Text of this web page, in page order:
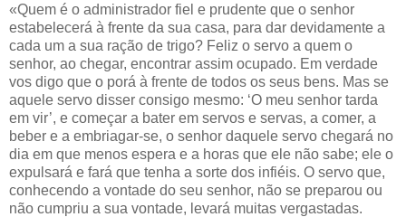
«Quem é o administrador fiel e prudente que o senhor
estabelecerá à frente da sua casa, para dar devidamente a
cada um a sua ração de trigo? Feliz o servo a quem o
senhor, ao chegar, encontrar assim ocupado. Em verdade
vos digo que o porá à frente de todos os seus bens. Mas se
aquele servo disser consigo mesmo: ‘O meu senhor tarda
em vir’, e começar a bater em servos e servas, a comer, a
beber e a embriagar-se, o senhor daquele servo chegará no
dia em que menos espera e a horas que ele não sabe; ele o
expulsará e fará que tenha a sorte dos infiéis. O servo que,
conhecendo a vontade do seu senhor, não se preparou ou
não cumpriu a sua vontade, levará muitas vergastadas.